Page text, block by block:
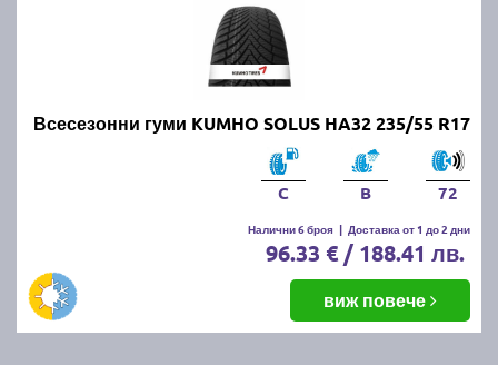
Всесезонни гуми KUMHO SOLUS HA32 235/55 R17
C B 72
Налични 6 броя | Доставка от 1 до 2 дни
96.33 € / 188.41 лв.
виж повече